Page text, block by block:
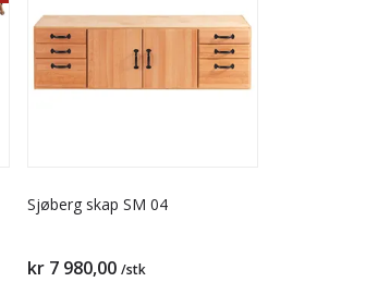
Sjøberg skap SM 04
kr 7 980,00 /stk